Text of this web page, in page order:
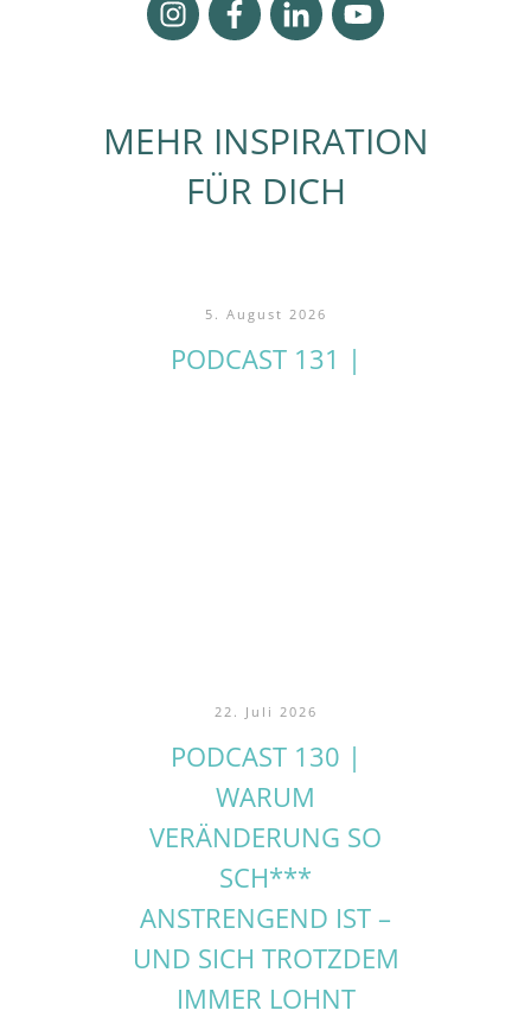
MEHR INSPIRATION
FÜR DICH
5. August 2026
PODCAST 131 |
22. Juli 2026
PODCAST 130 |
WARUM
VERÄNDERUNG SO
SCH***
ANSTRENGEND IST –
UND SICH TROTZDEM
IMMER LOHNT